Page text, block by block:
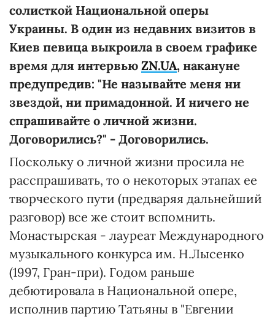
солисткой Национальной оперы
Украины. В один из недавних визитов в
Киев певица выкроила в своем графике
время для интервью ZN.UA, накануне
предупредив: "Не называйте меня ни
звездой, ни примадонной. И ничего не
спрашивайте о личной жизни.
Договорились?" - Договорились.
Поскольку о личной жизни просила не
расспрашивать, то о некоторых этапах ее
творческого пути (предваряя дальнейший
разговор) все же стоит вспомнить.
Монастырская - лауреат Международного
музыкального конкурса им. Н.Лысенко
(1997, Гран-при). Годом раньше
дебютировала в Национальной опере,
исполнив партию Татьяны в "Евгении